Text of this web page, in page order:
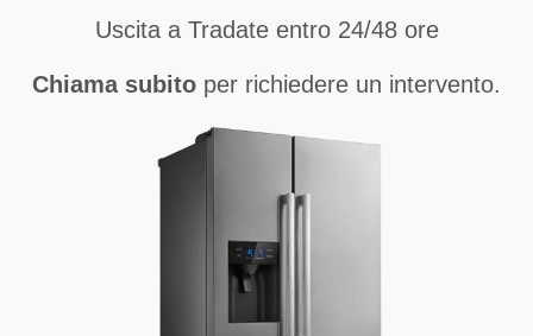
Uscita a Tradate entro 24/48 ore
Chiama subito per richiedere un intervento.